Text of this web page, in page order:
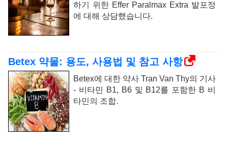
하기 위한 Effer Paralmax Extra 발포정
에 대해 상담했습니다.
Betex 약물: 용도, 사용법 및 참고 사항
Betex에 대한 약사 Tran Van Thy의 기사
- 비타민 B1, B6 및 B12를 포함한 B 비
타민의 조합.